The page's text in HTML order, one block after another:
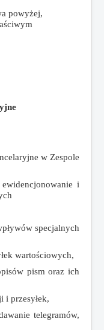
powyżej,
w Zespole
i
specjalnych
pism oraz ich
telegramów,